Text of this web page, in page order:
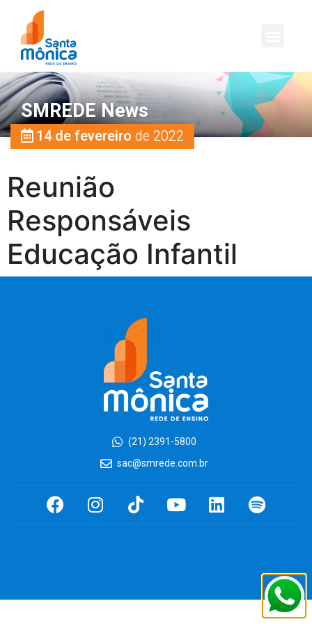
SMREDE News
14 de fevereiro de 2022
Reunião
Responsáveis
Educação Infantil
(21) 2391-5800
sac@smrede.com.br